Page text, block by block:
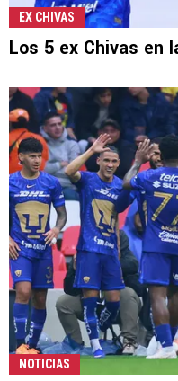
EX CHIVAS
Los 5 ex Chivas en
NOTICIAS